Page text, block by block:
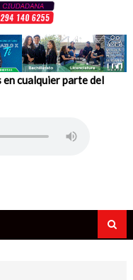
en cualquier parte del